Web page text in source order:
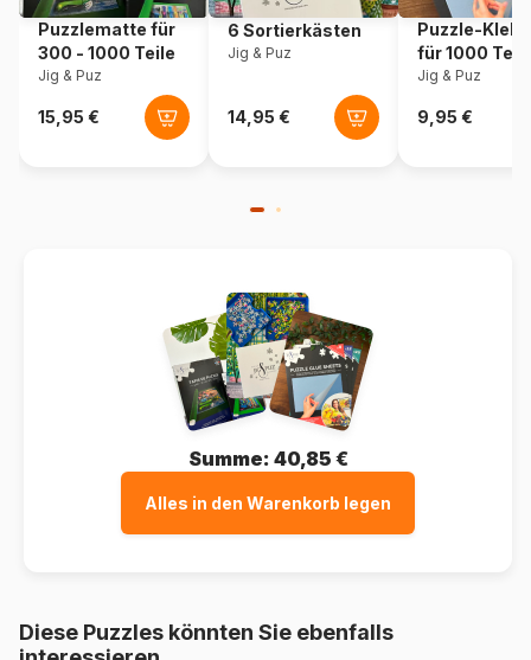
Maße 48 x 34 cm
Material
Verpackung Puzzlekarton
Puzzlematte für
300 - 1000 Teile
Jig & Puz
6 Sortierkästen
Jig & Puz
Puzzle-
für 1000
Jig & Puz
Summe: 40,85 €
Alles in den Warenkorb legen
Diese Puzzles könnten Sie ebenfalls